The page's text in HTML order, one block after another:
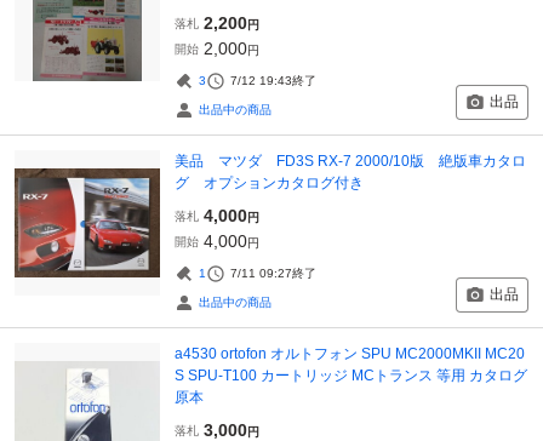
落札 2,200円
開始 2,000円
3 7/12 19:43終了
出品中の商品 出品
美品 マツダ FD3S RX-7 2000/10版 絶版車カタロ
グ オプションカタログ付き
落札 4,000円
開始 4,000円
1 7/11 09:27終了
出品中の商品 出品
a4530 ortofon オルトフォン SPU MC2000MKII MC20
S SPU-T100 カートリッジ MCトランス 等用 カタログ
原本
落札 3,000円